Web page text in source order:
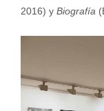
2016) y Biografía